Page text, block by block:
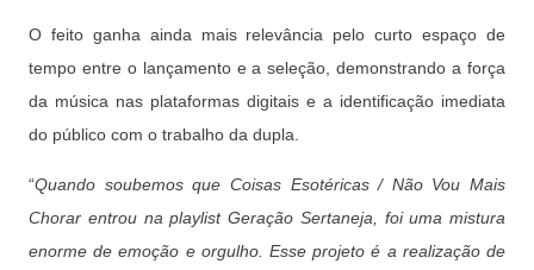
O feito ganha ainda mais relevância pelo curto espaço de
tempo entre o lançamento e a seleção, demonstrando a força
da música nas plataformas digitais e a identificação imediata
do público com o trabalho da dupla.
“Quando soubemos que Coisas Esotéricas / Não Vou Mais
Chorar entrou na playlist Geração Sertaneja, foi uma mistura
enorme de emoção e orgulho. Esse projeto é a realização de